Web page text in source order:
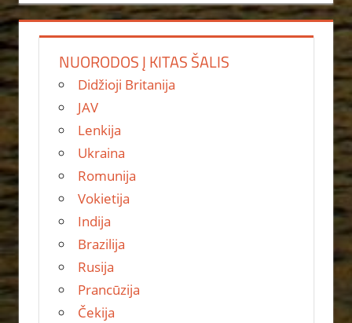
NUORODOS Į KITAS ŠALIS
Didžioji Britanija
JAV
Lenkija
Ukraina
Romunija
Vokietija
Indija
Brazilija
Rusija
Prancūzija
Čekija